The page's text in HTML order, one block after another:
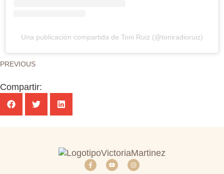
Una publicación compartida de Toni Ruiz (@toniradioruiz)
PREVIOUS
Compartir: